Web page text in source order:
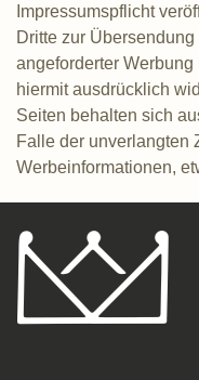
Impressumspflicht
Dritte zur
angeforderter
hiermit ausdrücklich
Seiten behalten sich
Falle der unverlangten
Werbeinformationen,